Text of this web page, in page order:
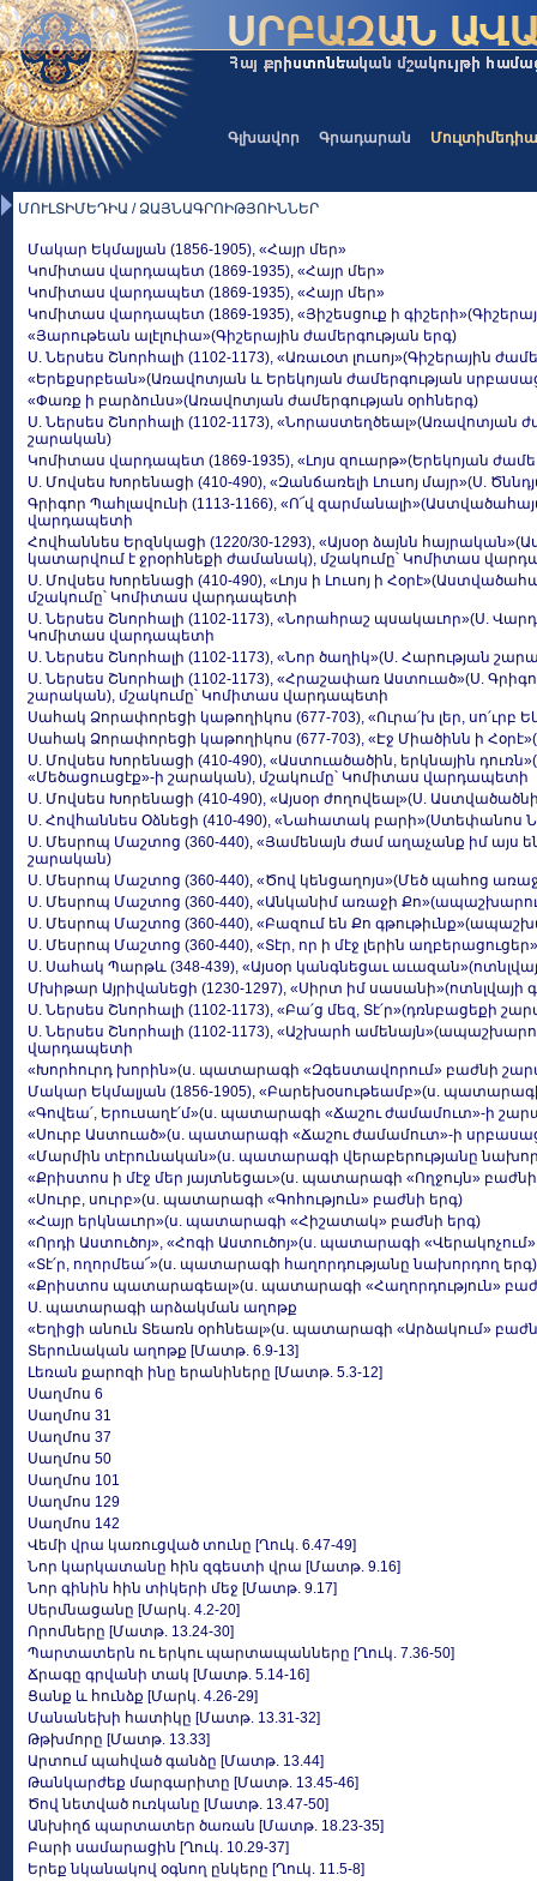
Գլխավոր Գրադարան Մուլտիմեդիա
ՄՈՒԼՏԻՄԵԴԻԱ / ՁԱՅՆԱԳՐՈԻԹՅՈԻՆՆԵՐ
Մակար Եկմալյան (1856-1905), «Հայր մեր»
Կոմիտաս վարդապետ (1869-1935), «Հայր մեր»
Կոմիտաս վարդապետ (1869-1935), «Հայր մեր»
Կոմիտաս վարդապետ (1869-1935), «Յիշեսցուք ի
«Յարութեան ալէլուիա»(Գիշերային ժամերգության երգ)
Ս. Ներսես Շնորհալի (1102-1173), «Առաւօտ լուսոյ»(Գիշերային
«Երեքսրբեան»(Առավոտյան և Երեկոյան ժամերգության
«Փառք ի բարձունս»(Առավոտյան ժամերգության օրհներգ)
Ս. Ներսես Շնորհալի (1102-1173), «Նորաստեղծեալ»(Առավոտյան
շարական)
Կոմիտաս վարդապետ (1869-1935), «Լոյս զուարթ»(Երեկոյան
Ս. Մովսես Խորենացի (410-490), «Զանճառելի Լուսոյ մայր»(Ս.
Գրիգոր Պահլավունի (1113-1166), «Ո՜վ
վարդապետի
Հովհաննես Երզնկացի (1220/30-1293), «Այսօր ձայնն
կատարվում է ջրօրհնեքի ժամանակ), մշակումը՝ Կոմիտաս
Ս. Մովսես Խորենացի (410-490), «Լոյս ի Լուսոյ ի
մշակումը՝ Կոմիտաս վարդապետի
Ս. Ներսես Շնորհալի (1102-1173), «Նորահրաշ պսակաւոր»(Ս.
Կոմիտաս վարդապետի
Ս. Ներսես Շնորհալի (1102-1173), «Նոր ծաղիկ»(Ս. Հարության
Ս. Ներսես Շնորհալի (1102-1173), «Հրաշափառ Աստուած»(Ս.
շարական), մշակումը՝ Կոմիտաս վարդապետի
Սահակ Ձորափորեցի կաթողիկոս (677-703), «Ուրա՛խ լեր,
Սահակ Ձորափորեցի կաթողիկոս (677-703), «Էջ Միածինն ի
Ս. Մովսես Խորենացի (410-490), «Աստուածածին, երկնային
«Մեծացուսցէք»-ի շարական), մշակումը՝ Կոմիտաս վարդապետի
Ս. Մովսես Խորենացի (410-490), «Այսօր ժողովեալ»(Ս.
Ս. Հովհաննես Օձնեցի (410-490), «Նահատակ
Ս. Մեսրոպ Մաշտոց (360-440), «Յամենայն ժամ աղաչանք իմ
շարական)
Ս. Մեսրոպ Մաշտոց (360-440), «Ծով կենցաղոյս»(Մեծ պահոց
Ս. Մեսրոպ Մաշտոց (360-440), «Անկանիմ առաջի
Ս. Մեսրոպ Մաշտոց (360-440), «Բազում են Քո
Ս. Մեսրոպ Մաշտոց (360-440), «Տէր, որ ի մէջ լերին
Ս. Սահակ Պարթև (348-439), «Այսօր կանգնեցաւ
Մխիթար Այրիվանեցի (1230-1297), «Սիրտ իմ սասանի»(ոտնլվայի
Ս. Ներսես Շնորհալի (1102-1173), «Բա՛ց մեզ, Տէ՛ր»(դռնբացեքի
Ս. Ներսես Շնորհալի (1102-1173), «Աշխարհ
վարդապետի
«Խորհուրդ խորին»(ս. պատարագի «Զգեստավորում» բաժնի
Մակար Եկմալյան (1856-1905), «Բարեխօսութեամբ»(ս.
«Գովեա՛, Երուսաղէ՛մ»(ս. պատարագի «Ճաշու ժամամուտ»-ի
«Սուրբ Աստուած»(ս. պատարագի «Ճաշու ժամամուտ»-ի
«Մարմին տէրունական»(ս. պատարագի վերաբերությանը
«Քրիստոս ի մէջ մեր յայտնեցաւ»(ս. պատարագի «Ողջույն»
«Սուրբ, սուրբ»(ս. պատարագի «Գոհություն» բաժնի երգ)
«Հայր երկնաւոր»(ս. պատարագի «Հիշատակ» բաժնի երգ)
«Որդի Աստուծոյ», «Հոգի Աստուծոյ»(ս. պատարագի
«Տէ՛ր, ողորմեա՜»(ս. պատարագի հաղորդությանը նախորդող երգ)
«Քրիստոս պատարագեալ»(ս. պատարագի «Հաղորդություն»
Ս. պատարագի արձակման աղոթք
«Եղիցի անուն Տեառն օրհնեալ»(ս. պատարագի «Արձակում»
Տերունական աղոթք [Մատթ. 6.9-13]
Լեռան քարոզի ինը երանիները [Մատթ. 5.3-12]
Սաղմոս 6
Սաղմոս 31
Սաղմոս 37
Սաղմոս 50
Սաղմոս 101
Սաղմոս 129
Սաղմոս 142
Վեմի վրա կառուցված տունը [Ղուկ. 6.47-49]
Նոր կարկատանը հին զգեստի վրա [Մատթ. 9.16]
Նոր գինին հին տիկերի մեջ [Մատթ. 9.17]
Սերմնացանը [Մարկ. 4.2-20]
Որոմները [Մատթ. 13.24-30]
Պարտատերն ու երկու պարտապանները [Ղուկ. 7.36-50]
Ճրագը գրվանի տակ [Մատթ. 5.14-16]
Ցանք և հունձք [Մարկ. 4.26-29]
Մանանեխի հատիկը [Մատթ. 13.31-32]
Թթխմորը [Մատթ. 13.33]
Արտում պահված գանձը [Մատթ. 13.44]
Թանկարժեք մարգարիտը [Մատթ. 13.45-46]
Ծով նետված ուռկանը [Մատթ. 13.47-50]
Անխիղճ պարտատեր ծառան [Մատթ. 18.23-35]
Բարի սամարացին [Ղուկ. 10.29-37]
Երեք նկանակով օգնող ընկերը [Ղուկ. 11.5-8]